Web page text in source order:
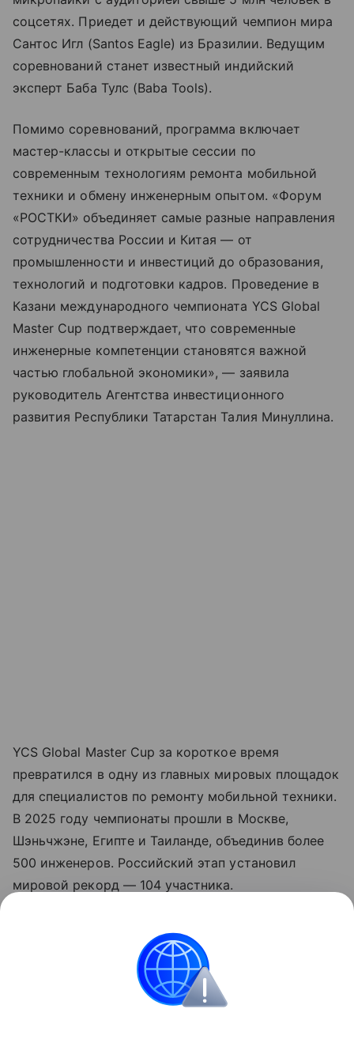
соцсетях. Приедет и действующий чемпион мира
Сантос Игл (Santos Eagle) из Бразилии. Ведущим
соревнований станет известный индийский
эксперт Баба Тулс (Baba Tools).
Помимо соревнований, программа включает
мастер-классы и открытые сессии по
современным технологиям ремонта мобильной
техники и обмену инженерным опытом. «Форум
«РОСТКИ» объединяет самые разные направления
сотрудничества России и Китая — от
промышленности и инвестиций до образования,
технологий и подготовки кадров. Проведение в
Казани международного чемпионата YCS Global
Master Cup подтверждает, что современные
инженерные компетенции становятся важной
частью глобальной экономики», — заявила
руководитель Агентства инвестиционного
развития Республики Татарстан Талия Минуллина.
YCS Global Master Cup за короткое время
превратился в одну из главных мировых площадок
для специалистов по ремонту мобильной техники.
В 2025 году чемпионаты прошли в Москве,
Шэньчжэне, Египте и Таиланде, объединив более
500 инженеров. Российский этап установил
мировой рекорд — 104 участника.
ноутбуки россияне чаще всего сдают в ремонт
Инфопартнерство